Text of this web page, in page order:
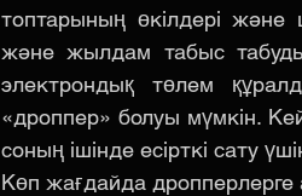
топтарының өкілдері
және жылдам табыс
электрондық төлем
«дроппер» болуы мүмкін.
соның ішінде есірткі сату
Көп жағдайда